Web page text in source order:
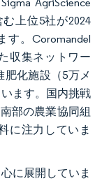
む上位5社が2024
す。Coromandel
収集ネットワー
化施設（5万メ
ます。国内挑戦
部の農業協同組
に注力していま
に展開していま